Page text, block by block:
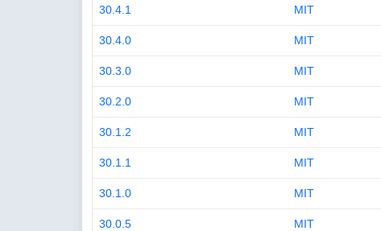
30.4.1 MIT
30.4.0 MIT
30.3.0 MIT
30.2.0 MIT
30.1.2 MIT
30.1.1 MIT
30.1.0 MIT
30.0.5 MIT